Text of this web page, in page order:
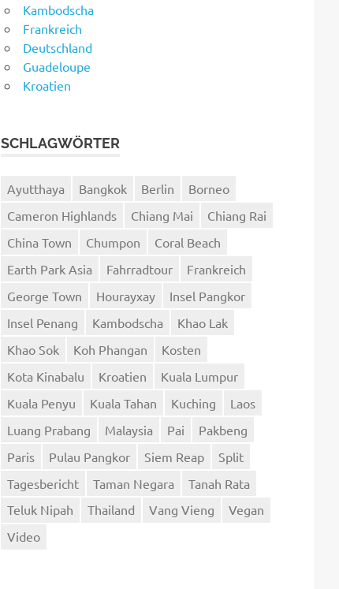
Kambodscha
Frankreich
Deutschland
Guadeloupe
Kroatien
SCHLAGWÖRTER
Ayutthaya Bangkok Berlin
Borneo
Cameron Highlands
Chiang Mai
Chiang Rai
China Town
Chumpon
Coral Beach
Earth Park Asia
Fahrradtour
Frankreich
George Town
Hourayxay
Insel Pangkor
Insel Penang
Kambodscha
Khao Lak
Khao Sok
Koh Phangan
Kosten
Kota Kinabalu
Kroatien
Kuala Lumpur
Kuala Penyu
Kuala Tahan Kuching
Laos
Luang Prabang
Malaysia Pai
Pakbeng
Paris
Pulau Pangkor Siem Reap
Split
Tagesbericht
Taman Negara
Tanah Rata
Teluk Nipah
Thailand Vang Vieng
Vegan
Video